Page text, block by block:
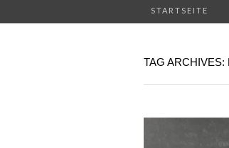
STARTSEITE
TAG ARCHIVES: